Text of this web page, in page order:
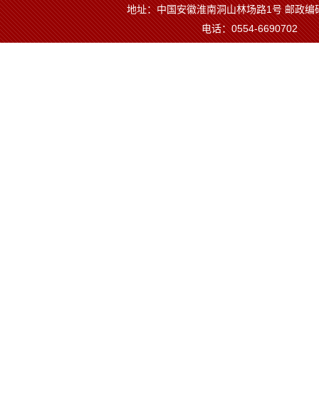
地址：中国安徽淮南洞山林场路1号 邮政
电话：0554-6690702